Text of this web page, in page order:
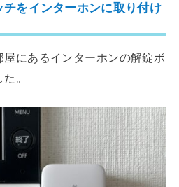
をインターホンに取り付け
屋にあるインターホンの解錠ボ
。